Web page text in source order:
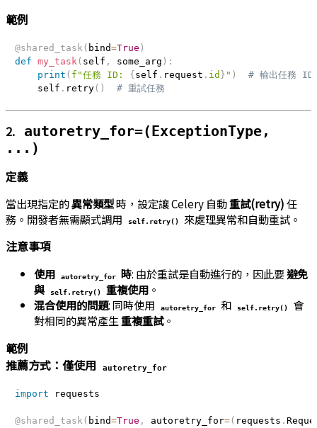
範例
@shared_task( bind=True )
def my_task( self , some_arg ) :
print ( f"任務 ID: { self . request . id } " )
# 輸出任務 ID
    self
. retry( ) # 重試任務
2.
autoretry_for=(ExceptionType,
...)
定義
當出現指定的異常類型時，設定讓 Celery 自動重試(retry)任
務。開發者無需顯式調用
self.retry() 來處理異常和自動重試。
注意事項
使用 autoretry_for 時: 由於重試是自動進行的，因此要避免
與
self.retry() 重複使用 。
混合使用的問題: 同時使用 autoretry_for 和 self.retry()
會
對相同的異常產生重複重試。
範例
推薦方式：僅使用
autoretry_for
import requests
@shared_task( bind=True , autoretry_for=( requests .